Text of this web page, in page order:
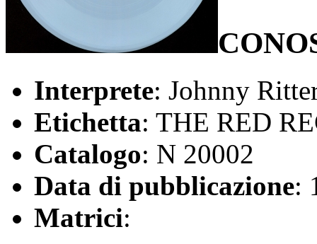
Interprete: Johnny
Etichetta: THE RED
Catalogo: N 20002
Data di pubblicazione:
Matrici: